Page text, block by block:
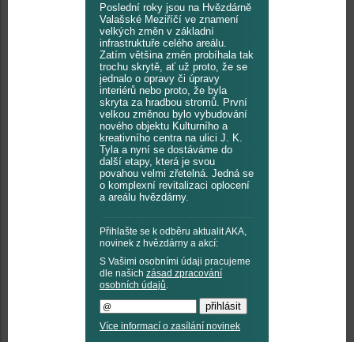
Poslední roky jsou na Hvězdárně
Valašské Meziříčí ve znamení
velkých změn v základní
infrastruktuře celého areálu.
Zatím většina změn probíhala tak
trochu skrytě, ať už proto, že se
jednalo o opravy či úpravy
interiérů nebo proto, že byla
skryta za hradbou stromů. První
velkou změnou bylo vybudování
nového objektu Kulturního a
kreativního centra na ulici J. K.
Tyla a nyní se dostáváme do
další etapy, která je svou
povahou velmi zřetelná. Jedná se
o komplexní revitalizaci oplocení
a areálu hvězdárny.
Přihlašte se k odběru aktualit AKA,
novinek z hvězdárny a akcí:
S Vašimi osobními údaji pracujeme
dle našich zásad zpracování
osobních údajů
Více informací o zasílání novinek